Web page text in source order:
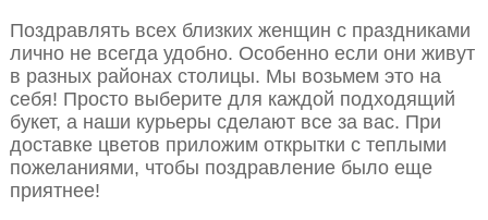
Поздравлять всех близких женщин с праздниками
лично не всегда удобно. Особенно если они живут
в разных районах столицы. Мы возьмем это на
себя! Просто выберите для каждой подходящий
букет, а наши курьеры сделают все за вас. При
доставке цветов приложим открытки с теплыми
пожеланиями, чтобы поздравление было еще
приятнее!